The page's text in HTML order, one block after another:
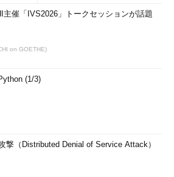
主催「IVS2026」トークセッションが話題
on GOETHE)
(1/3)
撃（Distributed Denial of Service Attack）